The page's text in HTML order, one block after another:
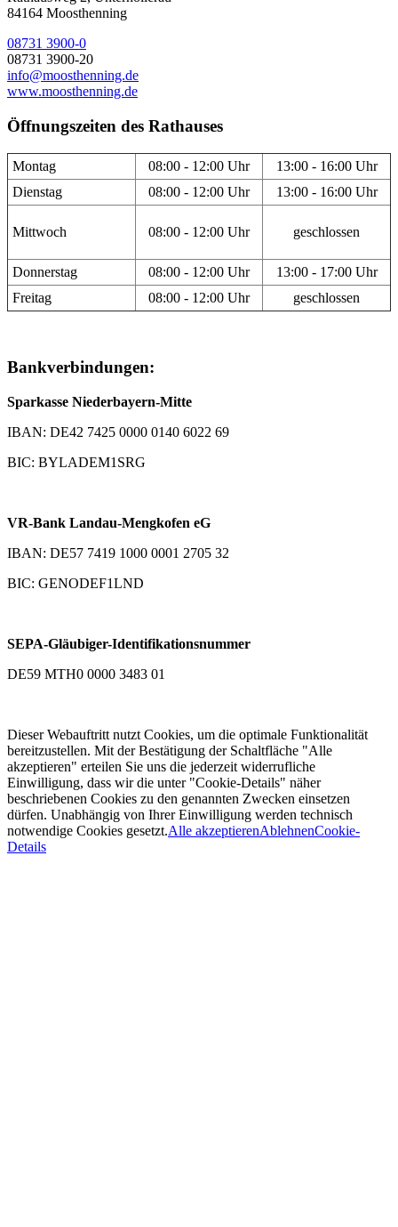
84164 Moosthenning
08731 3900-0
08731 3900-20
info@moosthenning.de
www.moosthenning.de
Öffnungszeiten des Rathauses
Montag 08:00 - 12:00 Uhr
13:00 - 16:00 Uhr
Dienstag
08:00 - 12:00 Uhr 13:00 - 16:00 Uhr
Mittwoch 08:00 - 12:00 Uhr geschlossen
Donnerstag 08:00 - 12:00 Uhr
13:00 - 17:00 Uhr
Freitag
08:00 - 12:00 Uhr geschlossen
Bankverbindungen:
Sparkasse Niederbayern-Mitte
IBAN: DE42 7425 0000 0140 6022 69
BIC: BYLADEM1SRG
VR-Bank Landau-Mengkofen eG
IBAN: DE57 7419 1000 0001 2705 32
BIC: GENODEF1LND
SEPA-Gläubiger-Identifikationsnummer
DE59 MTH0 0000 3483 01
Dieser Webauftritt nutzt Cookies, um die optimale Funktionalität
bereitzustellen. Mit der Bestätigung der Schaltfläche "Alle
akzeptieren" erteilen Sie uns die jederzeit widerrufliche
Einwilligung, dass wir die unter "Cookie-Details" näher
beschriebenen Cookies zu den genannten Zwecken einsetzen
dürfen. Unabhängig von Ihrer Einwilligung werden technisch
notwendige Cookies gesetzt.Alle akzeptierenAblehnenCookie-
Details